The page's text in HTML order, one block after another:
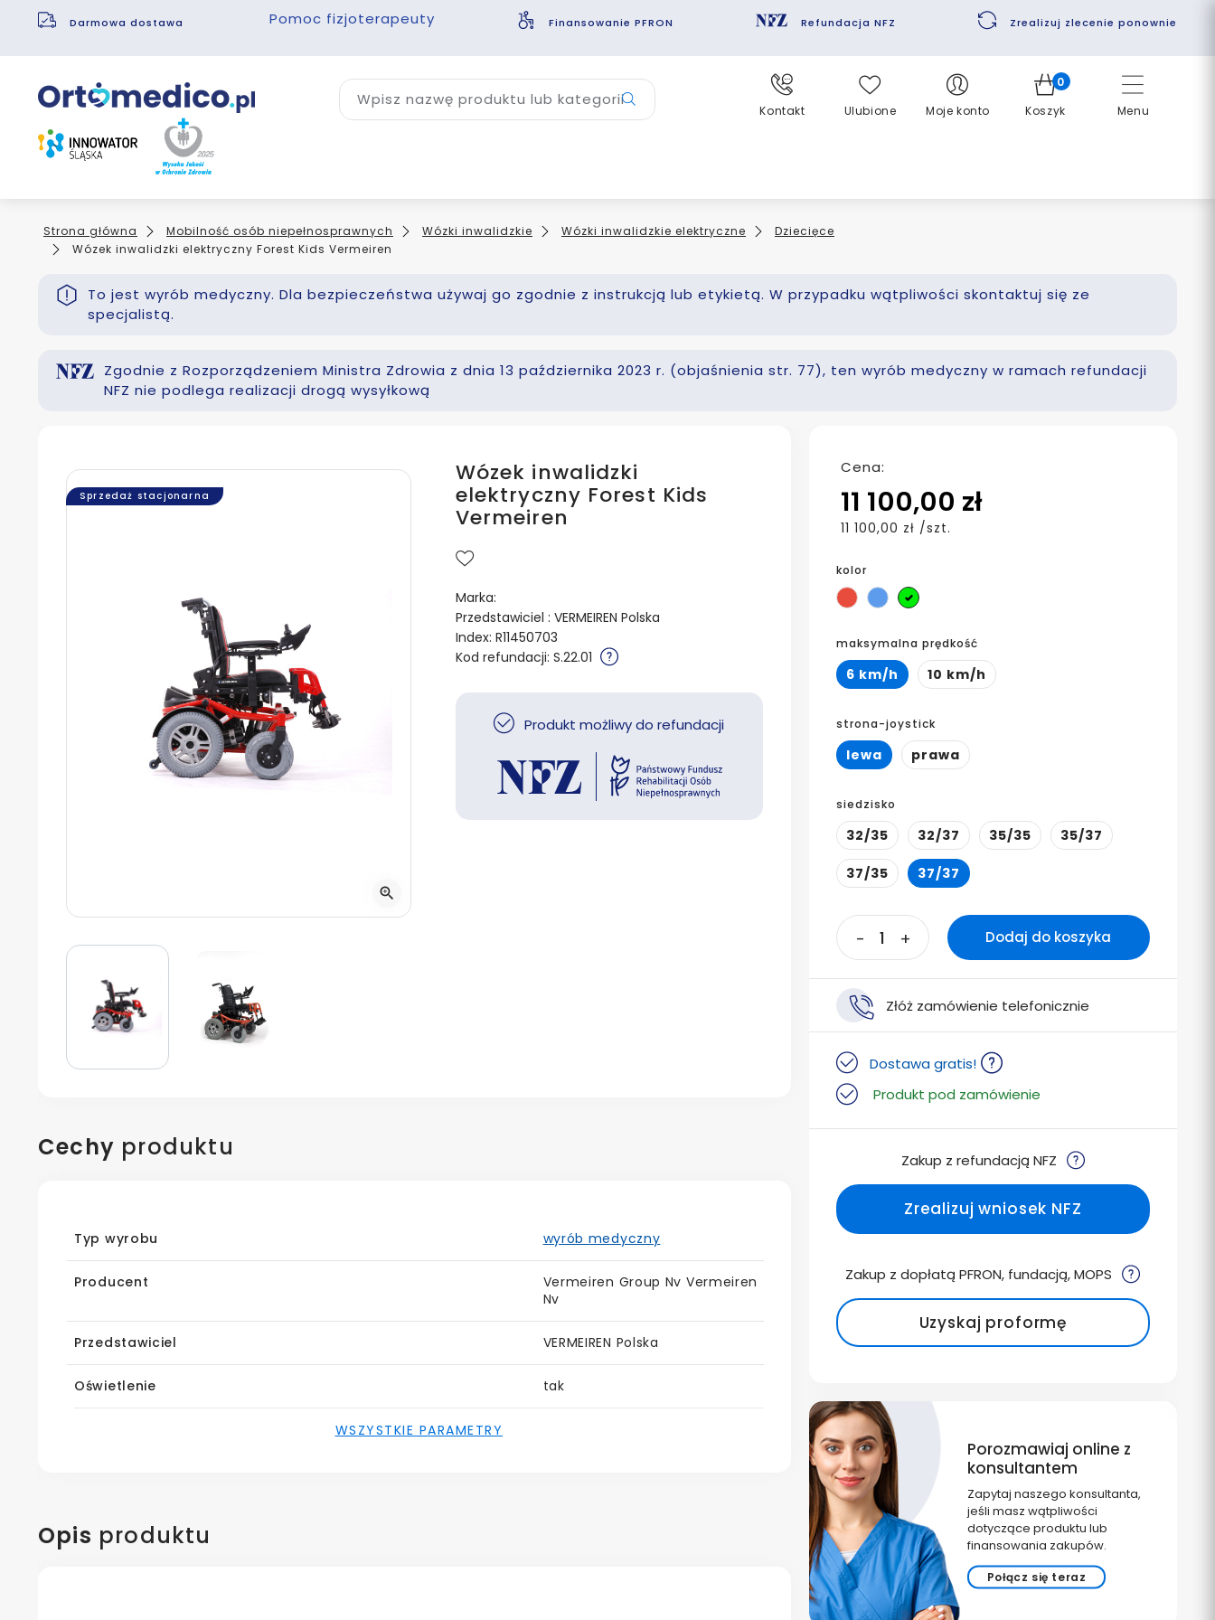
Darmowa dostawa Pomoc fizjoterapeuty Finansowanie PFRON Refundacja NFZ Zrealizuj zlecenie ponownie
Menu
Wpisz nazwę produktu lub kategorii
Kontakt Ulubione Moje konto
0
Koszyk
Strona główna Mobilność osób niepełnosprawnych Wózki inwalidzkie Wózki inwalidzkie elektryczne
Dziecięce
Wózek inwalidzki elektryczny Forest Kids Vermeiren
To jest wyrób medyczny. Dla bezpieczeństwa używaj go zgodnie z instrukcją lub etykietą. W przypadku wątpliwości skontaktuj się ze
specjalistą.
Zgodnie z Rozporządzeniem Ministra Zdrowia z dnia 13 października 2023 r. (objaśnienia str. 77), ten wyrób medyczny w ramach refundacji
NFZ nie podlega realizacji drogą wysyłkową
Sprzedaż stacjonarna
zoom_in
Wózek inwalidzki
elektryczny Forest Kids
Vermeiren
Marka:
Przedstawiciel : VERMEIREN Polska
Index: R11450703
Kod refundacji: S.22.01
Produkt możliwy do refundacji
Cena:
11 100,00 zł
11 100,00 zł /szt.
kolor
Czerwony
NiebieskiLimonka
maksymalna prędkość
6 km/h 10 km/h
strona-joystick
lewa prawa
siedzisko
32/35 32/37 35/35 35/37
37/35 37/37
- + Dodaj do koszyka
Złóż zamówienie telefonicznie
Dostawa gratis!
Produkt pod zamówienie
Zakup z refundacją NFZ
Zrealizuj wniosek NFZ
Zakup z dopłatą PFRON, fundacją, MOPS
Uzyskaj proformę
Porozmawiaj online z
konsultantem
Zapytaj naszego konsultanta,
jeśli masz wątpliwości
dotyczące produktu lub
finansowania zakupów.
Połącz się teraz
Cechy produktu
Typ wyrobu wyrób medyczny
Producent
Vermeiren Group Nv Vermeiren
Nv
Przedstawiciel VERMEIREN Polska
Oświetlenie tak
WSZYSTKIE PARAMETRY
Opis produktu